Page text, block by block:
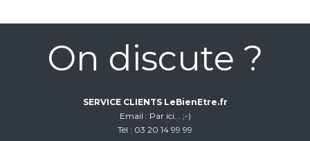
On discute ?
SERVICE CLIENTS LeBienEtre.fr
Email
Par ici... ;-)
Tél
03 20 14 99 99